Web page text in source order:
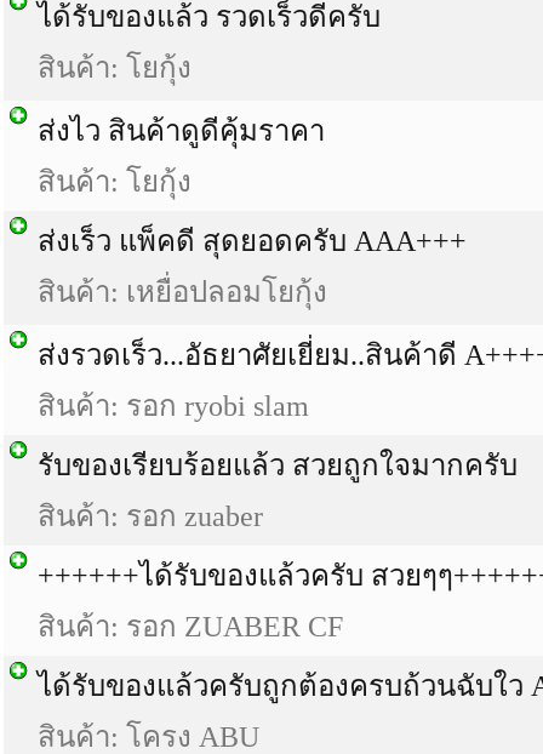
ได้รับของแล้ว รวดเร็วดีครับ
สินค้า: โยกุ้ง
ส่งไว สินค้าดูดีคุ้มราคา
สินค้า: โยกุ้ง
ส่งเร็ว แพ็คดี สุดยอดครับ AAA+++
สินค้า: เหยื่อปลอมโยกุ้ง
ส่งรวดเร็ว...อัธยาศัยเยี่ยม..สินค้าดี
สินค้า: รอก ryobi slam
รับของเรียบร้อยแล้ว สวยถูกใจมากครับ
สินค้า: รอก zuaber
++++++ได้รับของแล้วครับ สวยๆๆ
สินค้า: รอก ZUABER CF
ได้รับของแล้วครับถูกต้องครบถ้วนฉับใว
สินค้า: โครง ABU